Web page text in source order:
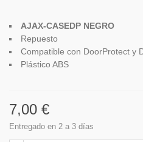
AJAX-CASEDP NEGRO
Repuesto
Compatible con DoorProtect y
Plástico ABS
7,00 €
Entregado en 2 a 3 días